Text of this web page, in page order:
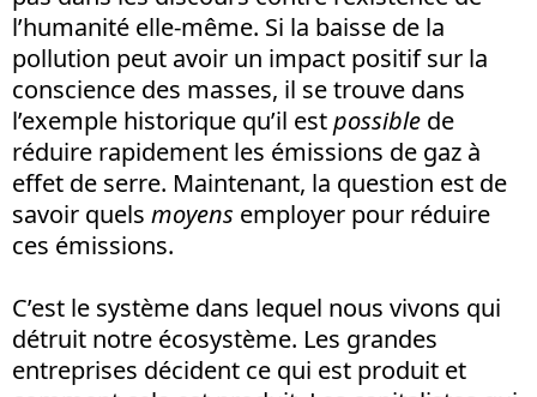
l’humanité elle-même. Si la baisse de la
pollution peut avoir un impact positif sur la
conscience des masses, il se trouve dans
l’exemple historique qu’il estpossible de
réduire rapidement les émissions de gaz à
effet de serre. Maintenant, la question est de
savoir quels moyens employer pour réduire
ces émissions.
C’est le système dans lequel nous vivons qui
détruit notre écosystème. Les grandes
entreprises décident ce qui est produit et